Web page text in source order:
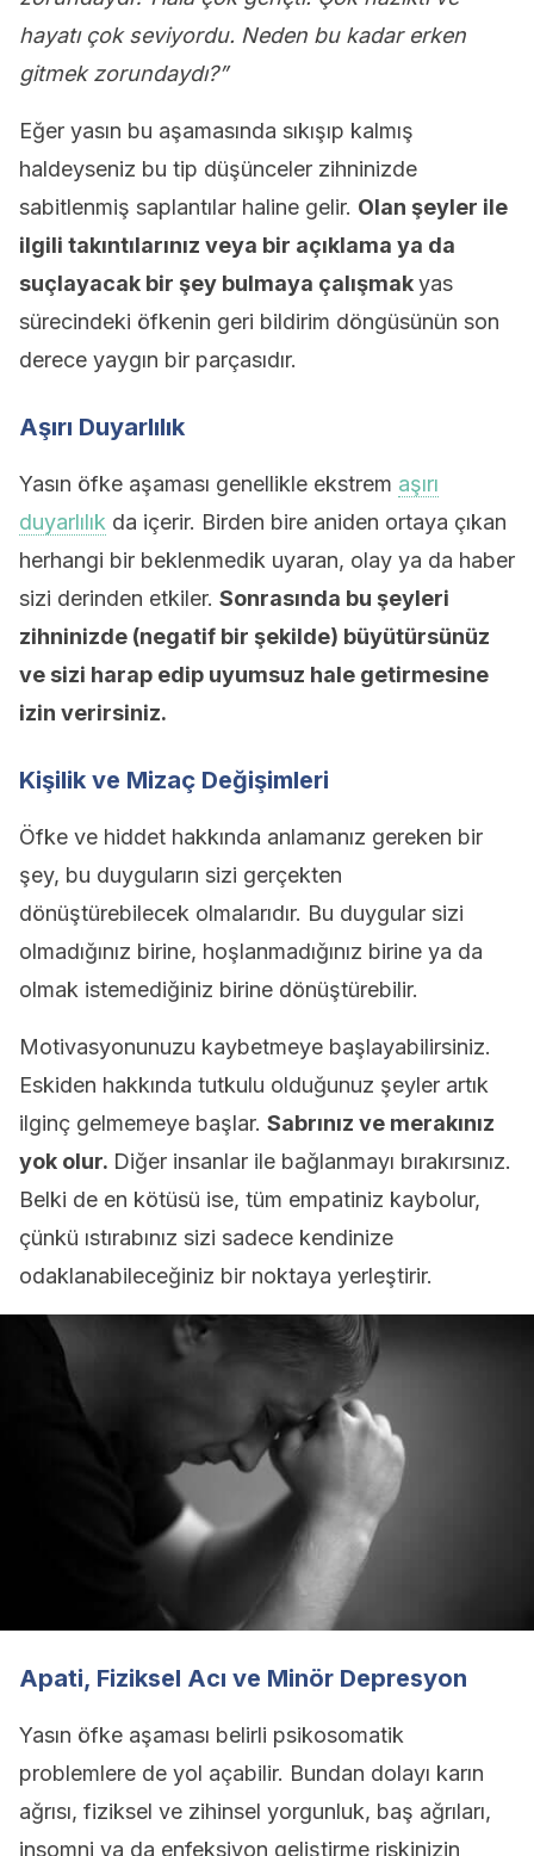
hayatı çok seviyordu. Neden bu kadar erken
gitmek zorundaydı?”
Eğer yasın bu aşamasında sıkışıp kalmış
haldeyseniz bu tip düşünceler zihninizde
sabitlenmiş saplantılar haline gelir. Olan şeyler ile
ilgili takıntılarınız veya bir açıklama ya da
suçlayacak bir şey bulmaya çalışmakyas
sürecindeki öfkenin geri bildirim döngüsünün son
derece yaygın bir parçasıdır.
Aşırı Duyarlılık
Yasın öfke aşaması genellikle ekstrem aşırı
duyarlılık da içerir. Birden bire aniden ortaya çıkan
herhangi bir beklenmedik uyaran, olay ya da haber
sizi derinden etkiler. Sonrasında bu şeyleri
zihninizde (negatif bir şekilde) büyütürsünüz
ve sizi harap edip uyumsuz hale getirmesine
izin verirsiniz.
Kişilik ve Mizaç Değişimleri
Öfke ve hiddet hakkında anlamanız gereken bir
şey, bu duyguların sizi gerçekten
dönüştürebilecek olmalarıdır. Bu duygular sizi
olmadığınız birine, hoşlanmadığınız birine ya da
olmak istemediğiniz birine dönüştürebilir.
Motivasyonunuzu kaybetmeye başlayabilirsiniz.
Eskiden hakkında tutkulu olduğunuz şeyler artık
ilginç gelmemeye başlar. Sabrınız ve merakınız
yok olur. Diğer insanlar ile bağlanmayı bırakırsınız.
Belki de en kötüsü ise, tüm empatiniz kaybolur,
çünkü ıstırabınız sizi sadece kendinize
odaklanabileceğiniz bir noktaya yerleştirir.
Apati, Fiziksel Acı ve Minör Depresyon
Yasın öfke aşaması belirli psikosomatik
problemlere de yol açabilir. Bundan dolayı karın
ağrısı, fiziksel ve zihinsel yorgunluk, baş ağrıları,
insomni ya da enfeksiyon geliştirme riskinizin